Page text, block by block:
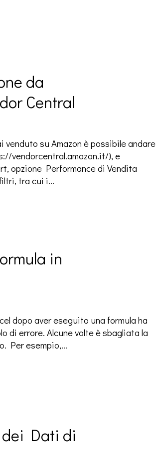
da
Central
venduto su Amazon è possibile andare
vendorcentral.amazon.it/), e
opzione Performance di Vendita
tra cui i…
in
dopo aver eseguito una formula ha
di errore. Alcune volte è sbagliata la
Per esempio,…
dei Dati di